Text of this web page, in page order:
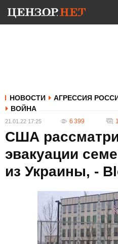
НОВОСТИ
АГРЕССИЯ
ВОЙНА
21.01.22 17:25 6 399
США
эвакуации
из Украины, -